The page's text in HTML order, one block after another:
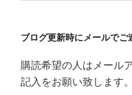
ブログ更新時にメールでご
購読希望の人はメール
記入をお願い致します。